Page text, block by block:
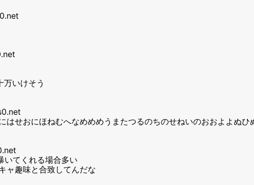
いけそう
はせおにほねむへなめめめうまたつるのちのせねいのおおよよぬひ
いてくれる場合多い
ャ趣味と合致してんだな